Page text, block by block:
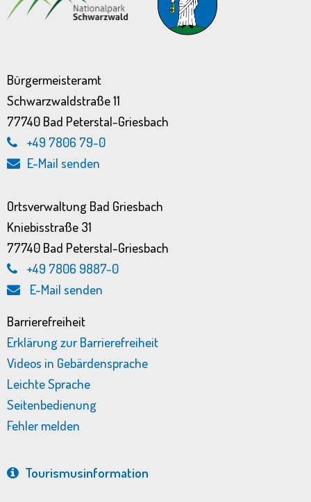
Bürgermeisteramt
Schwarzwaldstraße 11
77740 Bad Peterstal-Griesbach
+49 7806 79-0
E-Mail senden
Ortsverwaltung Bad Griesbach
Kniebisstraße 31
77740 Bad Peterstal-Griesbach
+49 7806 9887-0
E-Mail senden
Barrierefreiheit
Erklärung zur Barrierefreiheit
Videos in Gebärdensprache
Leichte Sprache
Seitenbedienung
Fehler melden
Tourismus­information